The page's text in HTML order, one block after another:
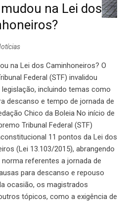
na Lei dos
na Lei dos Caminhoneiros? O
Federal (STF) invalidou
incluindo temas como
descanso e tempo de jornada de
Chico da Boleia No início de
Tribunal Federal (STF)
11 pontos da Lei dos
(Lei 13.103/2015), abrangendo
referentes a jornada de
para descanso e repouso
ocasião, os magistrados
tópicos, como a exigência de